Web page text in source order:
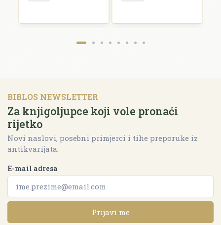
BIBLOS NEWSLETTER
Za knjigoljupce koji vole pronaći
rijetko
Novi naslovi, posebni primjerci i tihe preporuke iz
antikvarijata.
E-mail adresa
Prijavi me